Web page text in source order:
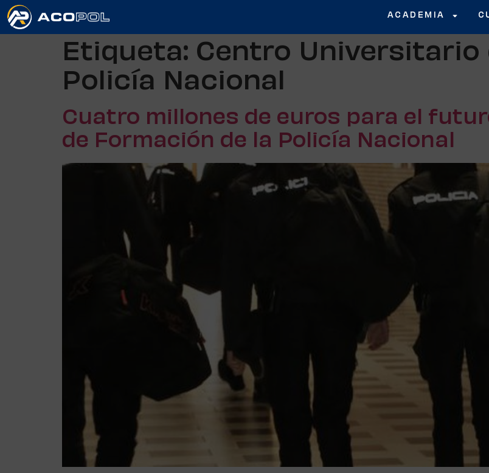
ACADEMIA
Etiqueta: Centro Universitario
Policía Nacional
Cuatro millones de euros para el
de Formación de la Policía Nacional